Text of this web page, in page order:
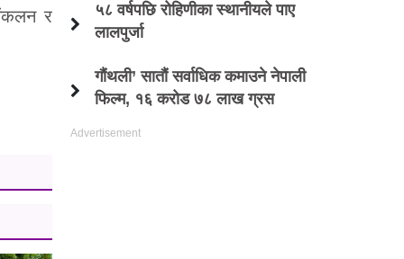
र
५८ वर्षपछि रोहिणीका स्थानीयले पाए
लालपुर्जा
गौंथली’ सातौं सर्वाधिक कमाउने नेपाली
फिल्म, १६ करोड ७८ लाख ग्रस